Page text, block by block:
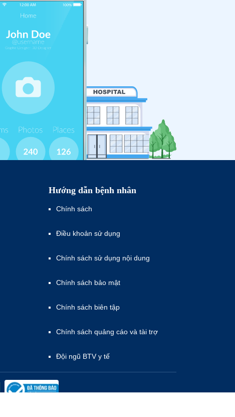
Hướng dẫn bệnh nhân
Chính sách
Điều khoản sử dụng
Chính sách sử dụng nội dung
Chính sách bảo mật
Chính sách biên tập
Chính sách quảng cáo và tài trợ
Đội ngũ BTV y tế